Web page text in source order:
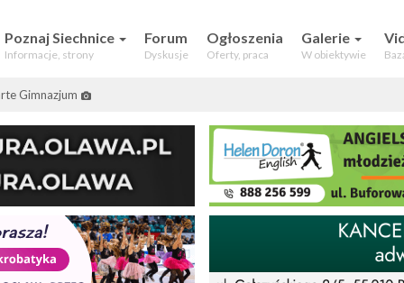
Poznaj Siechnice
Informacje, strony
Forum
Dyskusje
Ogłoszenia
Oferty, praca
Galerie
W obiektywie
Gimnazjum